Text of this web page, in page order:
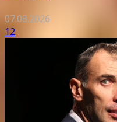
07.08.2026
12